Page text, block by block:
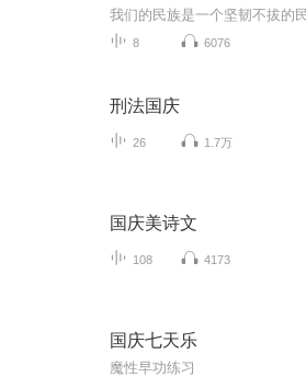
8 6076
刑法国庆
26 1.7万
国庆美诗文
108 4173
国庆七天乐
魔性早功练习